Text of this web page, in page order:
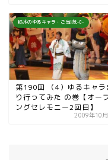
栃木のゆるキャラ・ご当地ﾋｰﾛｰ
第190回 （4）ゆるキャラ
り行ってみた の巻【オー
ングセレモニー2回目】
2009年10